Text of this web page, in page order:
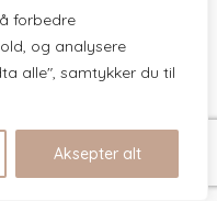
forbedre
og analysere
alle", samtykker du til
Aksepter alt
Rose:
I).Historic
Summer
Society. pp. 9-
del 1 avTowton